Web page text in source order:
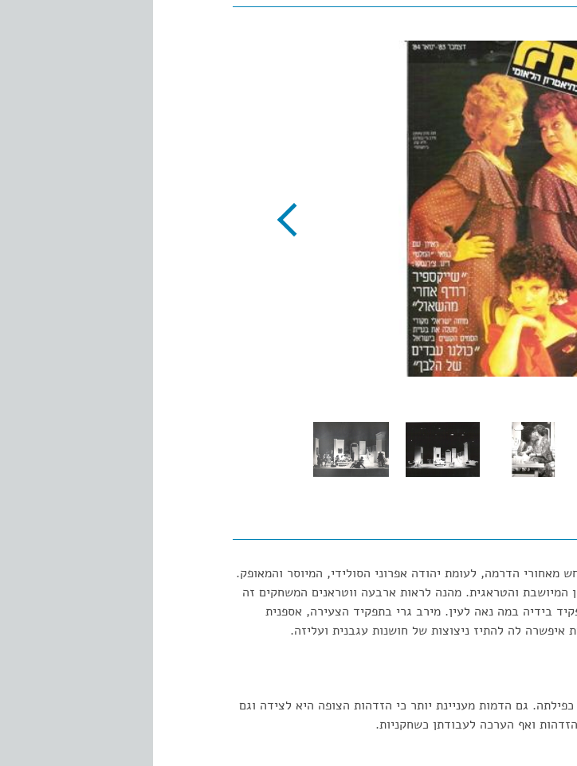
הדרמה, לעומת יהודה אפרוני הסולידי, המיוסר והמאופק.
המיושבת והטראגית. מהנה לראות ארבעה ווטראנים המשחקים זה
בידיה במה נאה לעין. מירב גרי בתפקיד הצעירה, אספנית
לה להתיז ניצוצות של חושנות עגבנית ועליזה.
גם הדמות מעניינת יותר כי הזדהות הצופה היא לצידה וגם
ואף הערכה לעבודתן כשחקניות.